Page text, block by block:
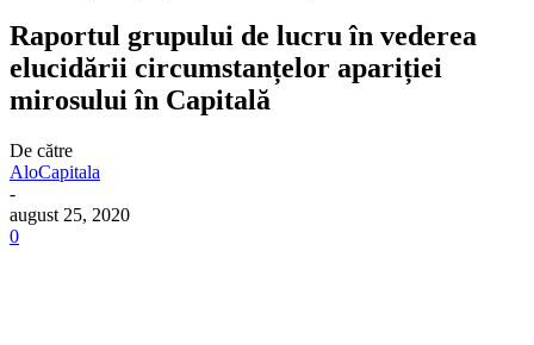
Raportul grupului de lucru în vederea
elucidării circumstanțelor apariției
mirosului în Capitală
De către
AloCapitala
-
august 25, 2020
0